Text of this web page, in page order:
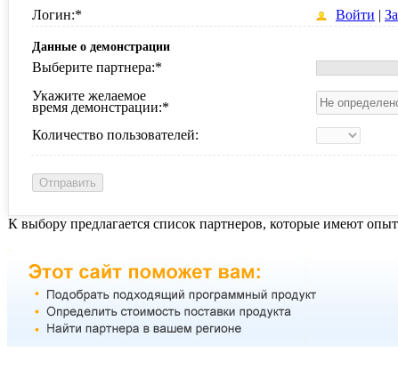
Логин:* Войти |
Данные о демонстрации
Выберите партнера:*
Укажите желаемое
время демонстрации:*
Количество пользователей:
К выбору предлагается список партнеров, которые имеют